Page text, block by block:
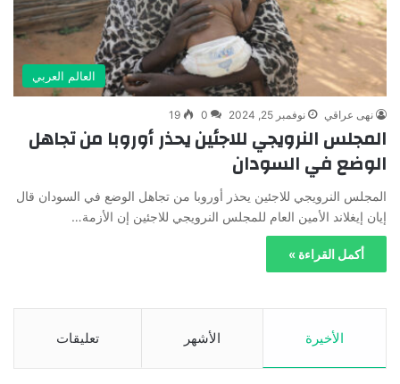
العالم العربي
نهى عراقي نوفمبر 25, 2024 0
19
المجلس النرويجي للاجئين يحذر أوروبا من تجاهل
الوضع في السودان
المجلس النرويجي للاجئين يحذر أوروبا من تجاهل الوضع في السودان قال
إيان إيغلاند الأمين العام للمجلس النرويجي للاجئين إن الأزمة…
أكمل القراءة »
الأخيرة الأشهر تعليقات